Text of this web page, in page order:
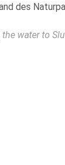
des
water to